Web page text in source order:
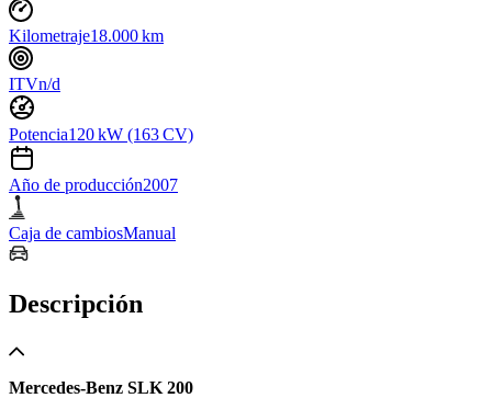
Kilometraje18.000 km
ITVn/d
Potencia120 kW (163 CV)
Año de producción2007
Caja de cambiosManual
Descripción
Mercedes-Benz SLK 200